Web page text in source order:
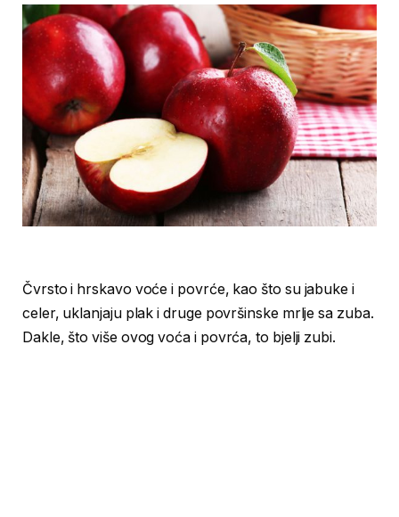
Čvrsto i hrskavo voće i povrće, kao što su jabuke i
celer, uklanjaju plak i druge površinske mrlje sa zuba.
Dakle, što više ovog voća i povrća, to bjelji zubi.